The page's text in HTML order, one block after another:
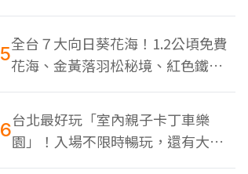
男，百款周邊買翻
5全台７大向日葵花海！1.2公頃免費
花海、金黃落羽松秘境、紅色鐵橋
同框
6台北最好玩「室內親子卡丁車樂
園」！入場不限時暢玩，還有大螢
幕Switch遊戲區